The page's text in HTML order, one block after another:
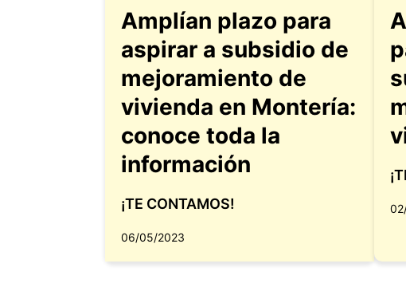
Amplían plazo para
aspirar a subsidio de
mejoramiento de
vivienda en Montería:
conoce toda la
información
¡TE CONTAMOS!
06/05/2023